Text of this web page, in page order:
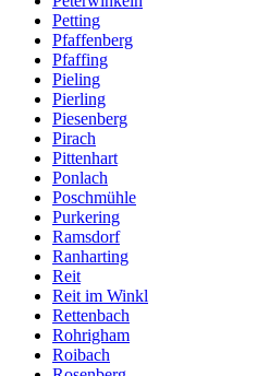
Petting
Pfaffenberg
Pfaffing
Pieling
Pierling
Piesenberg
Pirach
Pittenhart
Ponlach
Poschmühle
Purkering
Ramsdorf
Ranharting
Reit
Reit im Winkl
Rettenbach
Rohrigham
Roibach